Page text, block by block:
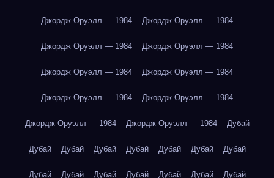
Джордж Оруэлл — 1984 Джордж Оруэлл — 1984
Джордж Оруэлл — 1984 Джордж Оруэлл — 1984
Джордж Оруэлл — 1984 Джордж Оруэлл — 1984
Джордж Оруэлл — 1984 Джордж Оруэлл — 1984
Джордж Оруэлл — 1984 Джордж Оруэлл — 1984 Дубай
Дубай Дубай Дубай Дубай Дубай Дубай Дубай
Дубай Дубай Дубай Дубай Дубай Дубай Дубай